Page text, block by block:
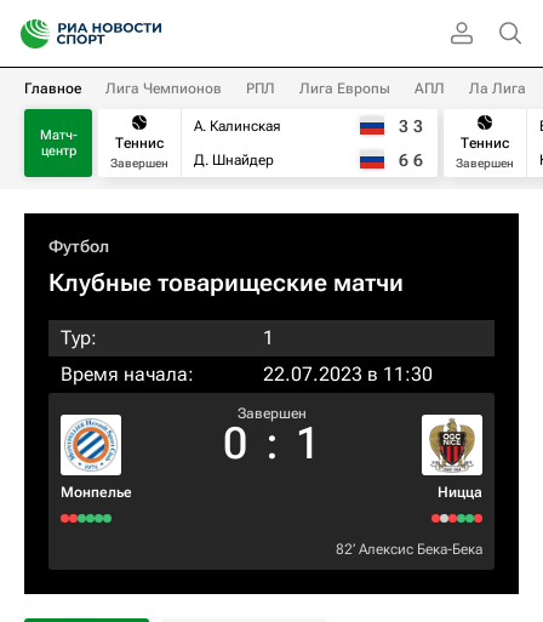
Главное Лига Чемпионов РПЛ Лига Европы АПЛ Ла Лига
Матч-
центр
Теннис
Завершен
А. Калинская
Д. Шнайдер
3 3
6 6
Теннис
Завершен
Футбол
Клубные товарищеские матчи
Тур:
1
Время начала:
22.07.2023 в 11:30
Монпелье
Завершен
0 : 1
Ницца
82‎’‎ Алексис Бека-Бека